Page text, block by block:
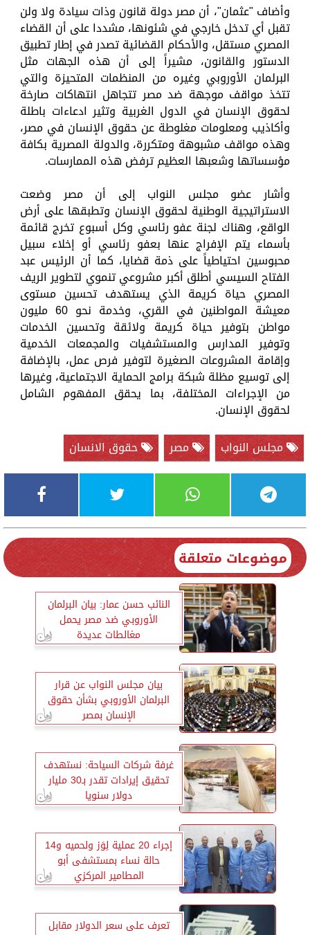
وأضاف "عثمان"، أن مصر دولة قانون وذات سيادة ولا ولن
تقبل أي تدخل خارجي في شئونها، مشددا على أن القضاء
المصري مستقل، والأحكام القضائية تصدر في إطار تطبيق
الدستور والقانون، مشيراً إلى أن هذه الجهات مثل
البرلمان الأوروبي وغيره من المنظمات المتحيزة والتي
تتخذ مواقف موجهة ضد مصر تتجاهل انتهاكات صارخة
لحقوق الإنسان في الدول الغربية وتثير ادعاءات باطلة
وأكاذيب ومعلومات مغلوطة عن حقوق الإنسان في مصر،
وهذه مواقف مشبوهة ومتكررة، والدولة المصرية بكافة
مؤسساتها وشعبها العظيم ترفض هذه الممارسات.
وأشار عضو مجلس النواب إلى أن مصر وضعت
الاستراتيجية الوطنية لحقوق الإنسان وتطبقها على أرض
الواقع، وهناك لجنة عفو رئاسي وكل أسبوع تخرج قائمة
بأسماء يتم الإفراج عنها بعفو رئاسي أو إخلاء سبيل
محبوسين احتياطياً على ذمة قضايا، كما أن الرئيس عبد
الفتاح السيسي أطلق أكبر مشروعي تنموي لتطوير الريف
المصري حياة كريمة الذي يستهدف تحسين مستوى
معيشة المواطنين في القري، وخدمة نحو 60 مليون
مواطن بتوفير حياة كريمة ولائقة وتحسين الخدمات
وتوفير المدارس والمستشفيات والمجمعات الخدمية
وإقامة المشروعات الصغيرة لتوفير فرص عمل، بالإضافة
إلى توسيع مظلة شبكة برامج الحماية الاجتماعية، وغيرها
من الإجراءات المختلفة، بما يحقق المفهوم الشامل
لحقوق الإنسان.
مجلس النواب
مصر حقوق الانسان
موضوعات متعلقة
النائب حسن عمار: بيان البرلمان
الأوروبي ضد مصر يحمل
مغالطات عديدة
بيان مجلس النواب عن قرار
البرلمان الأوروبي بشأن حقوق
الإنسان بمصر
غرفة شركات السياحة: نستهدف
تحقيق إيرادات تقدر بـ30 مليار
دولار سنويا
إجراء 20 عملية لِوَز ولحميه و14
حالة نساء بمستشفى أبو
المطامير المركزي
تعرف على سعر الدولار مقابل